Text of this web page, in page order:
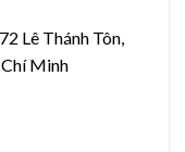
Lê Thánh Tôn,
Minh